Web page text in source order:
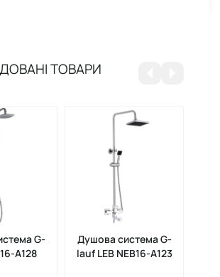
ТОВАРИ
G-
A128
Душова система G-
lauf LEB NEB16-A123